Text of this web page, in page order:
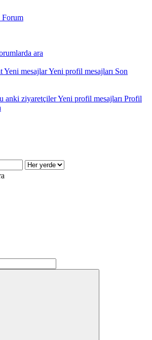
ara
Yeni mesajlarYeni profil mesajları Son
anki ziyaretçilerYeni profil mesajları Profil